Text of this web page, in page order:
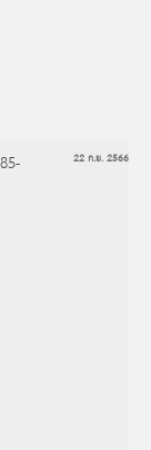
22 ก.ย. 2566